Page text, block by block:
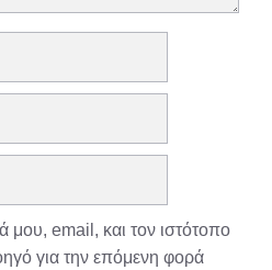
email, και τον ιστότοπο
για την επόμενη φορά